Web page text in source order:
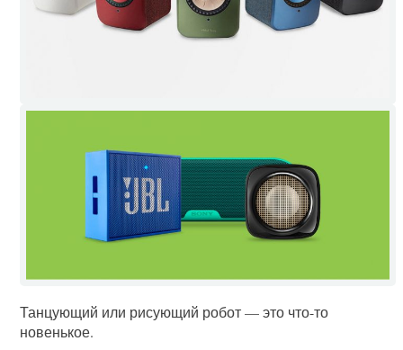
Танцующий или рисующий робот — это что-то
новенькое.